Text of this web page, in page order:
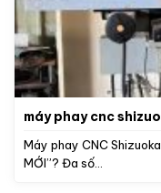
máy phay cnc
Máy phay CNC
MỚI”? Đa số...